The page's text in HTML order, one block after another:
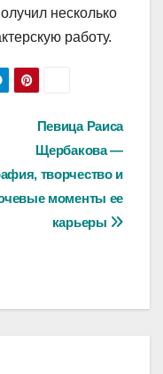
несколько
работу.
Певица Раиса
Щербакова —
творчество и
моменты ее
карьеры